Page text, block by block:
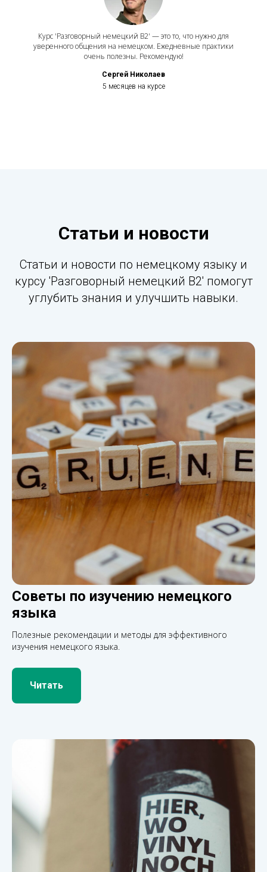
Курс 'Разговорный немецкий B2' — это то, что нужно для
уверенного общения на немецком. Ежедневные практики
очень полезны. Рекомендую!
Сергей Николаев
5 месяцев на курсе
Статьи и новости
Статьи и новости по немецкому языку и
курсу 'Разговорный немецкий B2' помогут
углубить знания и улучшить навыки.
Советы по изучению немецкого
языка
Полезные рекомендации и методы для эффективного
изучения немецкого языка.
Читать